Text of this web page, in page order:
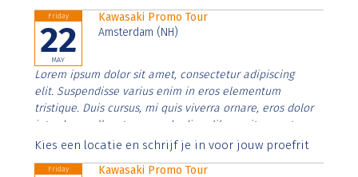
Friday
22
MAY
Kawasaki Promo Tour
Amsterdam (NH)
Lorem ipsum dolor sit amet, consectetur adipiscing
elit. Suspendisse varius enim in eros elementum
tristique. Duis cursus, mi quis viverra ornare, eros dolor
interdum nulla, ut commodo diam libero vitae erat.
Aenean faucibus nibh et justo cursus id rutrum lorem
Kies een locatie en schrijf je in voor jouw proefrit
Friday
Kawasaki Promo Tour